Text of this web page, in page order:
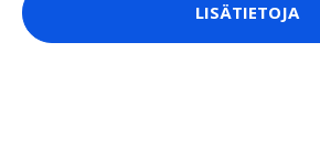
LISÄTIETOJA